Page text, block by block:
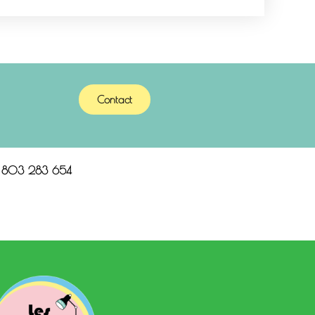
Contact
803 283 654